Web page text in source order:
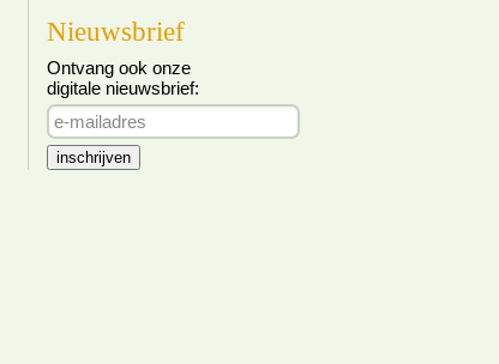
Nieuwsbrief
Ontvang ook onze
digitale nieuwsbrief: